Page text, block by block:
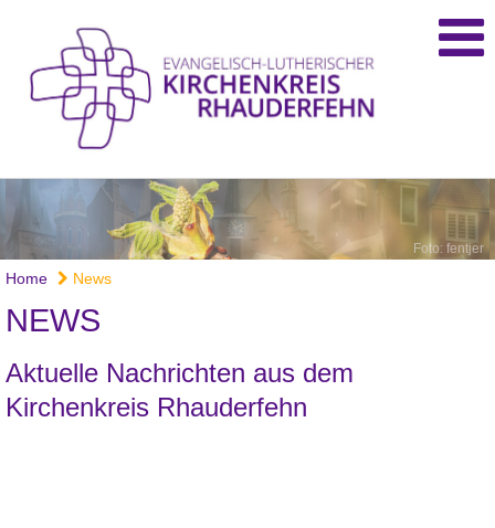
Foto: fentjer
Home News
NEWS
Aktuelle Nachrichten aus dem
Kirchenkreis Rhauderfehn